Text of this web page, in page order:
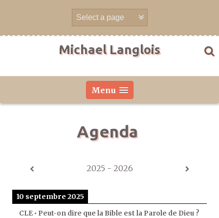
Michael Langlois
Menu
Agenda
2025 - 2026
10 septembre 2025
CLE • Peut-on dire que la Bible est la Parole de Dieu ?